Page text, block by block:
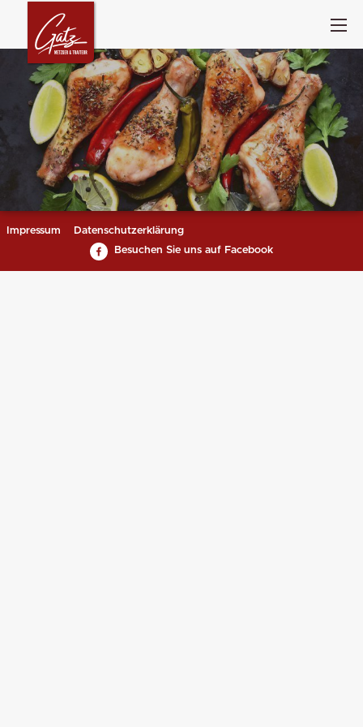
Impressum
Datenschutzerklärung
Besuchen Sie uns auf Facebook